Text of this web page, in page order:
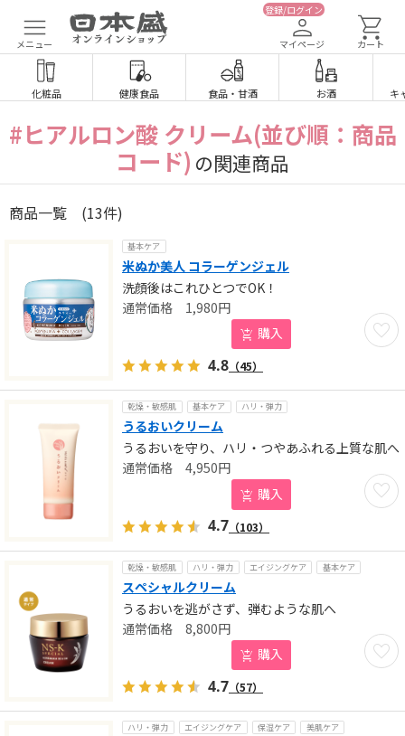
メニュー
登録/ログイン
マイページ カート
化粧品 健康食品 食品・ 甘酒 お酒 キ
#ヒアルロン酸 クリーム(並び順：商品
コード) の関連商品
商品一覧 (13件)
基本ケア
米ぬか美人 コラーゲンジェル
洗顔後はこれひとつでOK！
お気
1,980円
購入
4.8 （45）
乾燥・敏感肌 基本ケア ハリ・弾力
うるおいクリーム
うるおいを守り、ハリ・つやあふれる上質な肌へ
お気
4,950円
購入
4.7 （103）
乾燥・敏感肌 ハリ・弾力 エイジングケア 基本ケア
スペシャルクリーム
うるおいを逃がさず、弾むような肌へ
お気
8,800円
購入
4.7 （57）
ハリ・弾力 エイジングケア 保湿ケア
美肌ケア